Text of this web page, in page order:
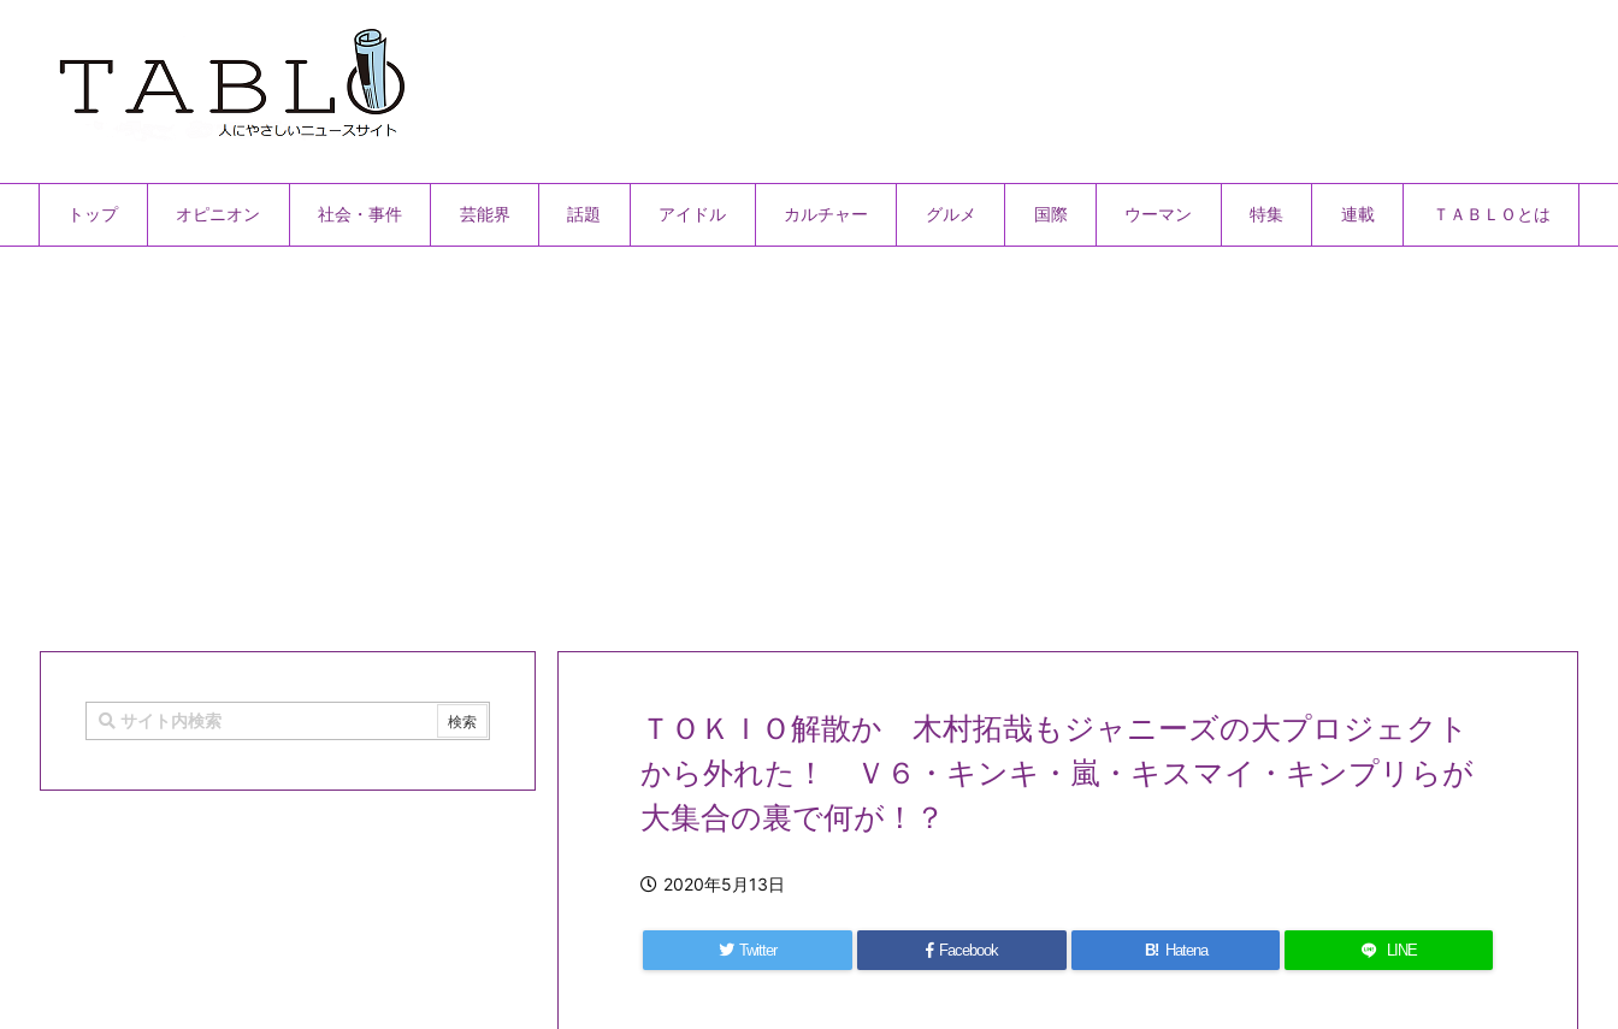
トップ オピニオン 社会・事件 芸能界 話題 アイドル カルチャー グルメ 国際 ウーマン 特集 連載 ＴＡＢＬＯとは
ＴＯＫＩＯ解散か 木村拓哉もジャニーズの大プロジェクト
から外れた！ Ｖ６・キンキ・嵐・キスマイ・キンプリらが
大集合の裏で何が！？
2020年5月13日
Twitter Facebook B! Hatena LINE